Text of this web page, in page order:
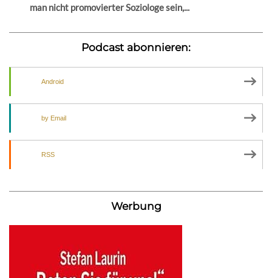
man nicht promovierter Soziologe sein,...
Podcast abonnieren:
Android
by Email
RSS
Werbung